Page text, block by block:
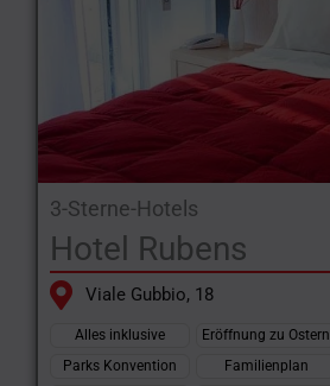
3-Sterne-Hotels
Hotel Rubens
Viale Gubbio, 18
Alles inklusive Eröffnung zu Ostern
Parks Konvention
Familienplan